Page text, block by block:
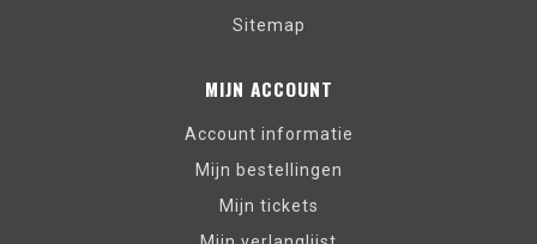
Sitemap
MIJN ACCOUNT
Account informatie
Mijn bestellingen
Mijn tickets